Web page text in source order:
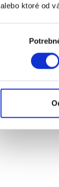
alebo ktoré od